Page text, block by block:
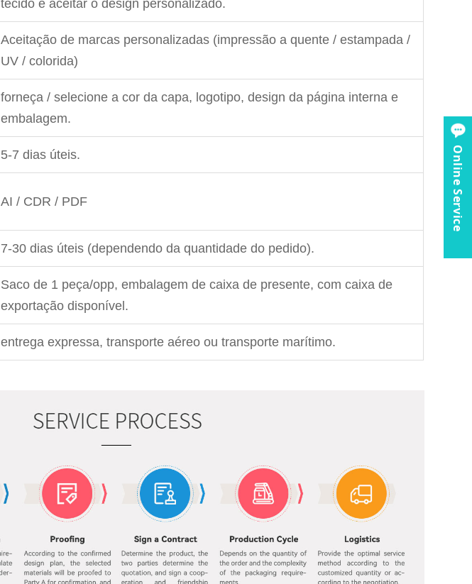
tecido e aceitar o design personalizado.
Aceitação de marcas personalizadas (impressão a quente / estampada /
UV / colorida)
forneça / selecione a cor da capa, logotipo, design da página interna e
embalagem.
5-7 dias úteis.
AI / CDR / PDF
7-30 dias úteis (dependendo da quantidade do pedido).
Saco de 1 peça/opp, embalagem de caixa de presente, com caixa de
exportação disponível.
entrega expressa, transporte aéreo ou transporte marítimo.
Online Service